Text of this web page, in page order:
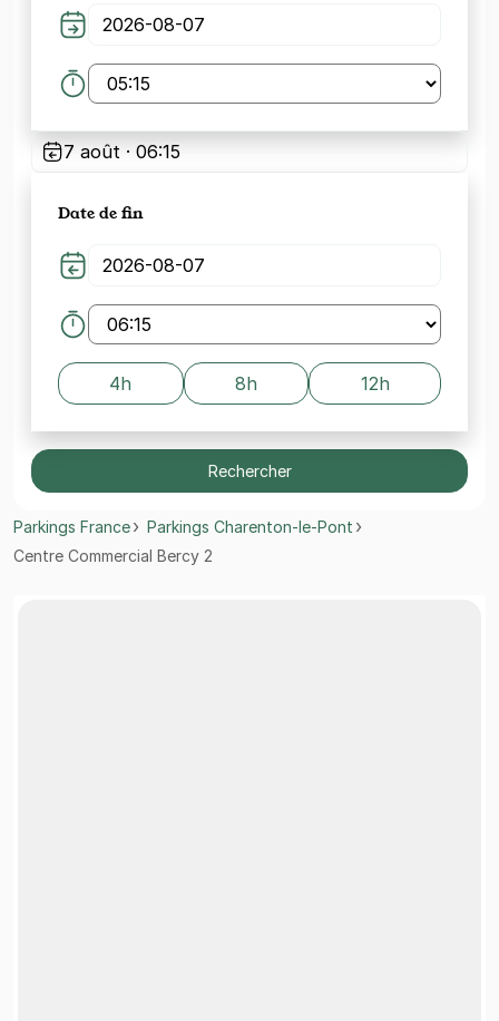
7 août · 06:15
Date de fin
4h 8h 12h
Rechercher
Parkings France
Parkings Charenton-le-Pont
Centre Commercial Bercy 2